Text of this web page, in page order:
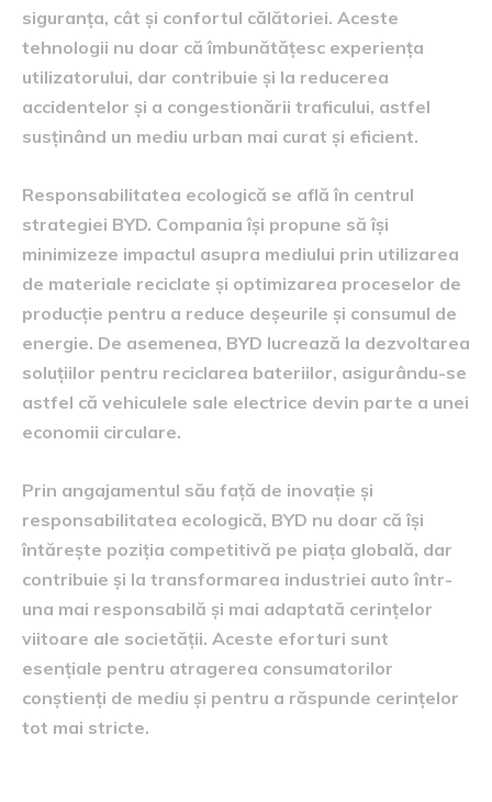
siguranța, cât și confortul călătoriei. Aceste
tehnologii nu doar că îmbunătățesc experiența
utilizatorului, dar contribuie și la reducerea
accidentelor și a congestionării traficului, astfel
susținând un mediu urban mai curat și eficient.
Responsabilitatea ecologică se află în centrul
strategiei BYD. Compania își propune să își
minimizeze impactul asupra mediului prin utilizarea
de materiale reciclate și optimizarea proceselor de
producție pentru a reduce deșeurile și consumul de
energie. De asemenea, BYD lucrează la dezvoltarea
soluțiilor pentru reciclarea bateriilor, asigurându-se
astfel că vehiculele sale electrice devin parte a unei
economii circulare.
Prin angajamentul său față de inovație și
responsabilitatea ecologică, BYD nu doar că își
întărește poziția competitivă pe piața globală, dar
contribuie și la transformarea industriei auto într-
una mai responsabilă și mai adaptată cerințelor
viitoare ale societății. Aceste eforturi sunt
esențiale pentru atragerea consumatorilor
conștienți de mediu și pentru a răspunde cerințelor
tot mai stricte.